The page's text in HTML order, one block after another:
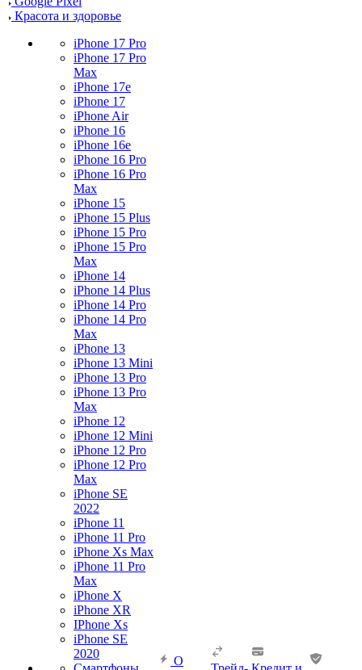
Красота и здоровье
iPhone 17 Pro
iPhone 17 Pro
Max
iPhone 17e
iPhone 17
iPhone Air
iPhone 16
iPhone 16e
iPhone 16 Pro
iPhone 16 Pro
Max
iPhone 15
iPhone 15 Plus
iPhone 15 Pro
iPhone 15 Pro
Max
iPhone 14
iPhone 14 Plus
iPhone 14 Pro
iPhone 14 Pro
Max
iPhone 13
iPhone 13 Mini
iPhone 13 Pro
iPhone 13 Pro
Max
iPhone 12
iPhone 12 Mini
iPhone 12 Pro
iPhone 12 Pro
Max
iPhone SE
2022
iPhone 11
iPhone 11 Pro
iPhone Xs Max
iPhone 11 Pro
Max
iPhone X
iPhone XR
IPhone Xs
iPhone SE
2020
О